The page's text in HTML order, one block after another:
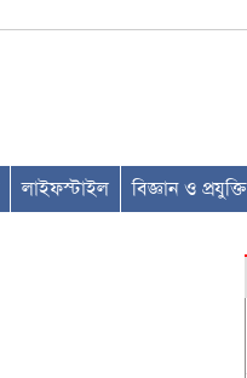
লাইফস্টাইল বিজ্ঞান ও প্রযুক্তি